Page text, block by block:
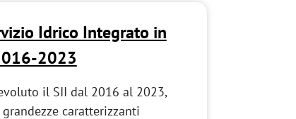
Idrico Integrato in
2023
il SII dal 2016 al 2023,
caratterizzanti